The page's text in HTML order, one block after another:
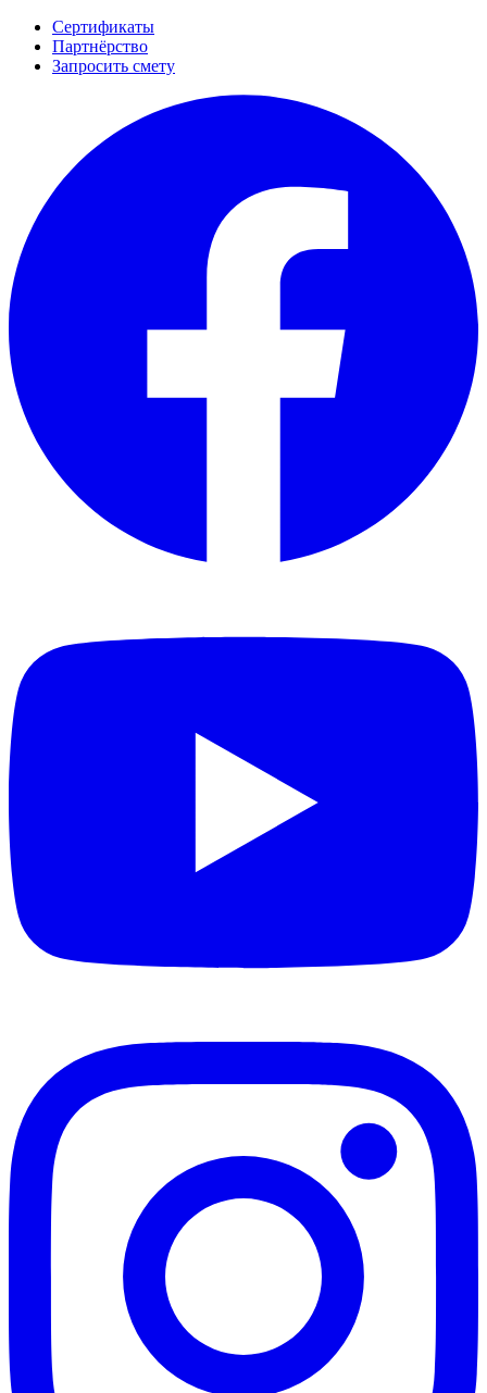
Сертификаты
Партнёрство
Запросить смету